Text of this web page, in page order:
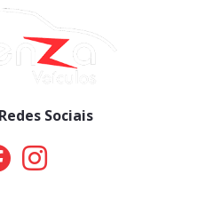
Sociais